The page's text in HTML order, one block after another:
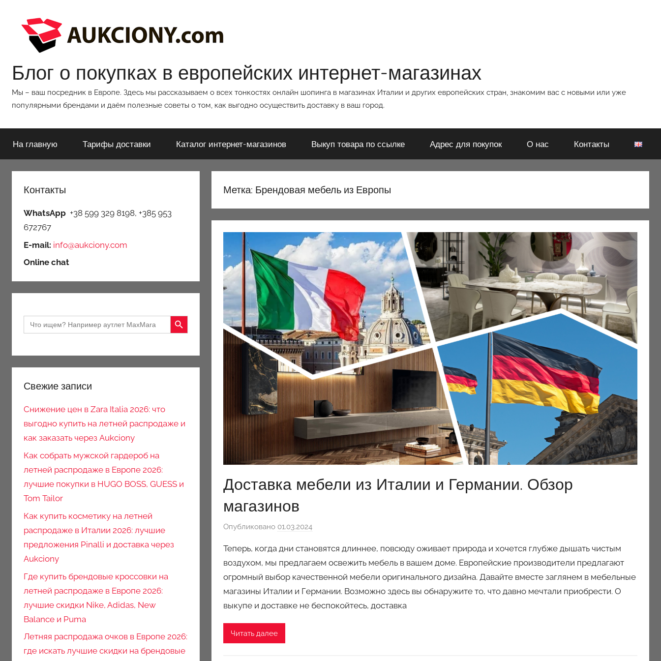
содержимому
Блог о покупках в европейских интернет-магазинах
Мы – ваш посредник в Европе. Здесь мы рассказываем о всех тонкостях онлайн шопинга в магазинах Италии и других европейских стран, знакомим вас с новыми или уже
популярными брендами и даём полезные советы о том, как выгодно осуществить доставку в ваш город.
На главную Тарифы доставки Каталог интернет-магазинов Выкуп товара по ссылке Адрес для покупок О нас Контакты
Метка: Брендовая мебель из Европы
Доставка мебели из Италии и Германии. Обзор
магазинов
Опубликовано 01.03.2024а
т
о
р
о
м
Теперь, когда дни становятся длиннее, повсюду оживает природа и хочется глубже дышать чистым
воздухом, мы предлагаем освежить мебель в вашем доме. Европейские производители предлагают
огромный выбор качественной мебели оригинального дизайна. Давайте вместе заглянем в мебельные
магазины Италии и Германии. Возможно здесь вы обнаружите то, что давно мечтали приобрести. О
выкупе и доставке не беспокойтесь, доставка
Читать далее
Контакты
WhatsApp +38 599 329 8198, +385 953
672767
E-mail: info@aukciony.com
Online chat
Search
for:
Search Button
Свежие записи
Снижение цен в Zara Italia 2026: что
выгодно купить на летней распродаже и
как заказать через Aukciony
Как собрать мужской гардероб на
летней распродаже в Европе 2026:
лучшие покупки в HUGO BOSS, GUESS и
Tom Tailor
Как купить косметику на летней
распродаже в Италии 2026: лучшие
предложения Pinalli и доставка через
Aukciony
Где купить брендовые кроссовки на
летней распродаже в Европе 2026:
лучшие скидки Nike, Adidas, New
Balance и Puma
Летняя распродажа очков в Европе 2026:
где искать лучшие скидки на брендовые